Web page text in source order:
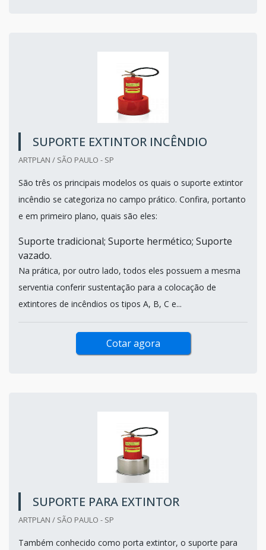
SUPORTE EXTINTOR INCÊNDIO
ARTPLAN / SÃO PAULO - SP
São três os principais modelos os quais o suporte extintor
incêndio se categoriza no campo prático. Confira, portanto
e em primeiro plano, quais são eles:
Suporte tradicional; Suporte hermético; Suporte
vazado.
Na prática, por outro lado, todos eles possuem a mesma
serventia conferir sustentação para a colocação de
extintores de incêndios os tipos A, B, C e...
Cotar agora
SUPORTE PARA EXTINTOR
ARTPLAN / SÃO PAULO - SP
Também conhecido como porta extintor, o suporte para